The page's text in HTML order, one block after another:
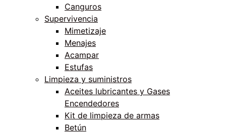
Canguros
Supervivencia
Mimetizaje
Menajes
Acampar
Estufas
Limpieza y suministros
Aceites lubricantes y Gases
Encendedores
Kit de limpieza de armas
Betún